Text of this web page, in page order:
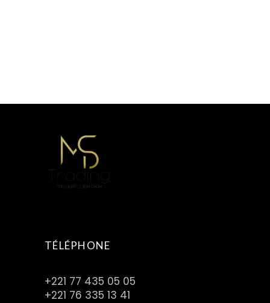
TÉLÉPHONE
+221 77 435 05 05
+221 76 335 13 41